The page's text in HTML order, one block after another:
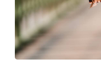
Gewicht:
Verstelbare neus-pads:
accessoires
Koker: